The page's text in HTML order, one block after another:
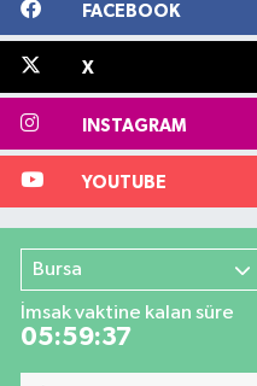
FACEBOOK
X
INSTAGRAM
YOUTUBE
Bursa
İmsak vaktine kalan süre
05:59:37